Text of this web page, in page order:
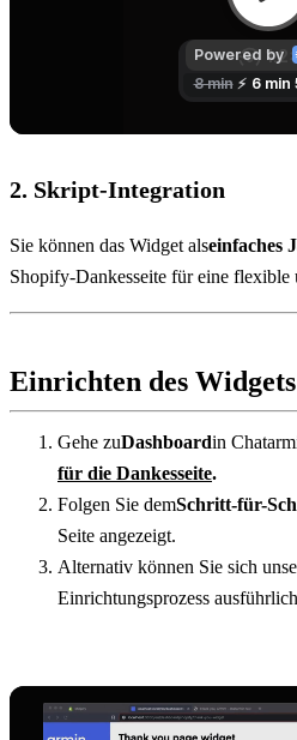
2. Skript-Integration
Sie können das Widget alseinfaches
Shopify-Dankesseite für eine flexible
Einrichten des Widgets
Gehe zuDashboardin
für die Dankesseite.
Folgen Sie demSchritt-für-
Seite angezeigt.
Alternativ können Sie sich
Einrichtungsprozess